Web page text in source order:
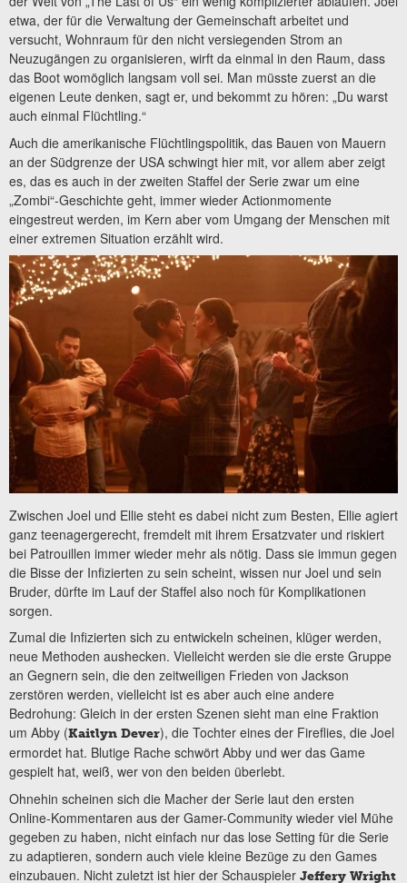
etwa, der für die Verwaltung der Gemeinschaft arbeitet und
versucht, Wohnraum für den nicht versiegenden Strom an
Neuzugängen zu organisieren, wirft da einmal in den Raum, dass
das Boot womöglich langsam voll sei. Man müsste zuerst an die
eigenen Leute denken, sagt er, und bekommt zu hören: „Du warst
auch einmal Flüchtling.“
Auch die amerikanische Flüchtlingspolitik, das Bauen von Mauern
an der Südgrenze der USA schwingt hier mit, vor allem aber zeigt
es, das es auch in der zweiten Staffel der Serie zwar um eine
„Zombi“-Geschichte geht, immer wieder Actionmomente
eingestreut werden, im Kern aber vom Umgang der Menschen mit
einer extremen Situation erzählt wird.
Zwischen Joel und Ellie steht es dabei nicht zum Besten, Ellie agiert
ganz teenagergerecht, fremdelt mit ihrem Ersatzvater und riskiert
bei Patrouillen immer wieder mehr als nötig. Dass sie immun gegen
die Bisse der Infizierten zu sein scheint, wissen nur Joel und sein
Bruder, dürfte im Lauf der Staffel also noch für Komplikationen
sorgen.
Zumal die Infizierten sich zu entwickeln scheinen, klüger werden,
neue Methoden aushecken. Vielleicht werden sie die erste Gruppe
an Gegnern sein, die den zeitweiligen Frieden von Jackson
zerstören werden, vielleicht ist es aber auch eine andere
Bedrohung: Gleich in der ersten Szenen sieht man eine Fraktion
um Abby (Kaitlyn Dever), die Tochter eines der Fireflies, die Joel
ermordet hat. Blutige Rache schwört Abby und wer das Game
gespielt hat, weiß, wer von den beiden überlebt.
Ohnehin scheinen sich die Macher der Serie laut den ersten
Online-Kommentaren aus der Gamer-Community wieder viel Mühe
gegeben zu haben, nicht einfach nur das lose Setting für die Serie
zu adaptieren, sondern auch viele kleine Bezüge zu den Games
einzubauen. Nicht zuletzt ist hier der Schauspieler Jeffery Wright